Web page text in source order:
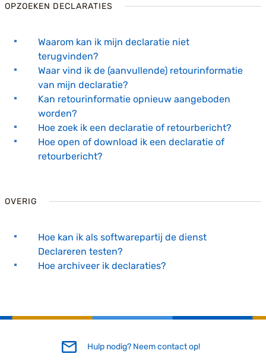
OPZOEKEN DECLARATIES
Waarom kan ik mijn declaratie niet
terugvinden?
Waar vind ik de (aanvullende) retourinformatie
van mijn declaratie?
Kan retourinformatie opnieuw aangeboden
worden?
Hoe zoek ik een declaratie of retourbericht?
Hoe open of download ik een declaratie of
retourbericht?
OVERIG
Hoe kan ik als softwarepartij de dienst
Declareren testen?
Hoe archiveer ik declaraties?
Hulp nodig? Neem contact op!